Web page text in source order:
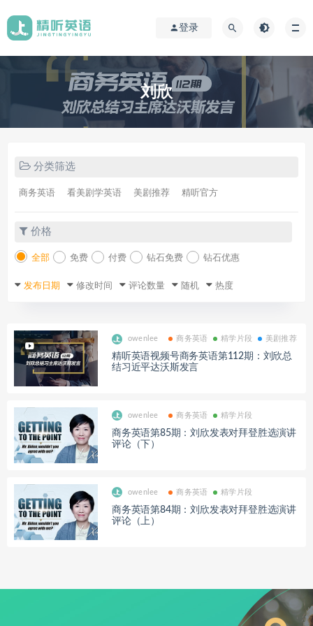
登录
刘欣
分类筛选
商务英语 看美剧学英语 美剧推荐 精听官方
价格
全部 免费 付费 钻石免费 钻石优惠
发布日期 修改时间 评论数量 随机 热度
owenlee 商务英语 精学片段 美剧推荐
精听英语视频号商务英语第112期：刘欣总
结习近平达沃斯发言
owenlee 商务英语 精学片段
商务英语第85期：刘欣发表对拜登胜选演讲
评论（下）
owenlee 商务英语 精学片段
商务英语第84期：刘欣发表对拜登胜选演讲
评论（上）